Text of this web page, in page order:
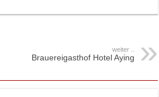
weiter ..
Brauereigasthof Hotel Aying